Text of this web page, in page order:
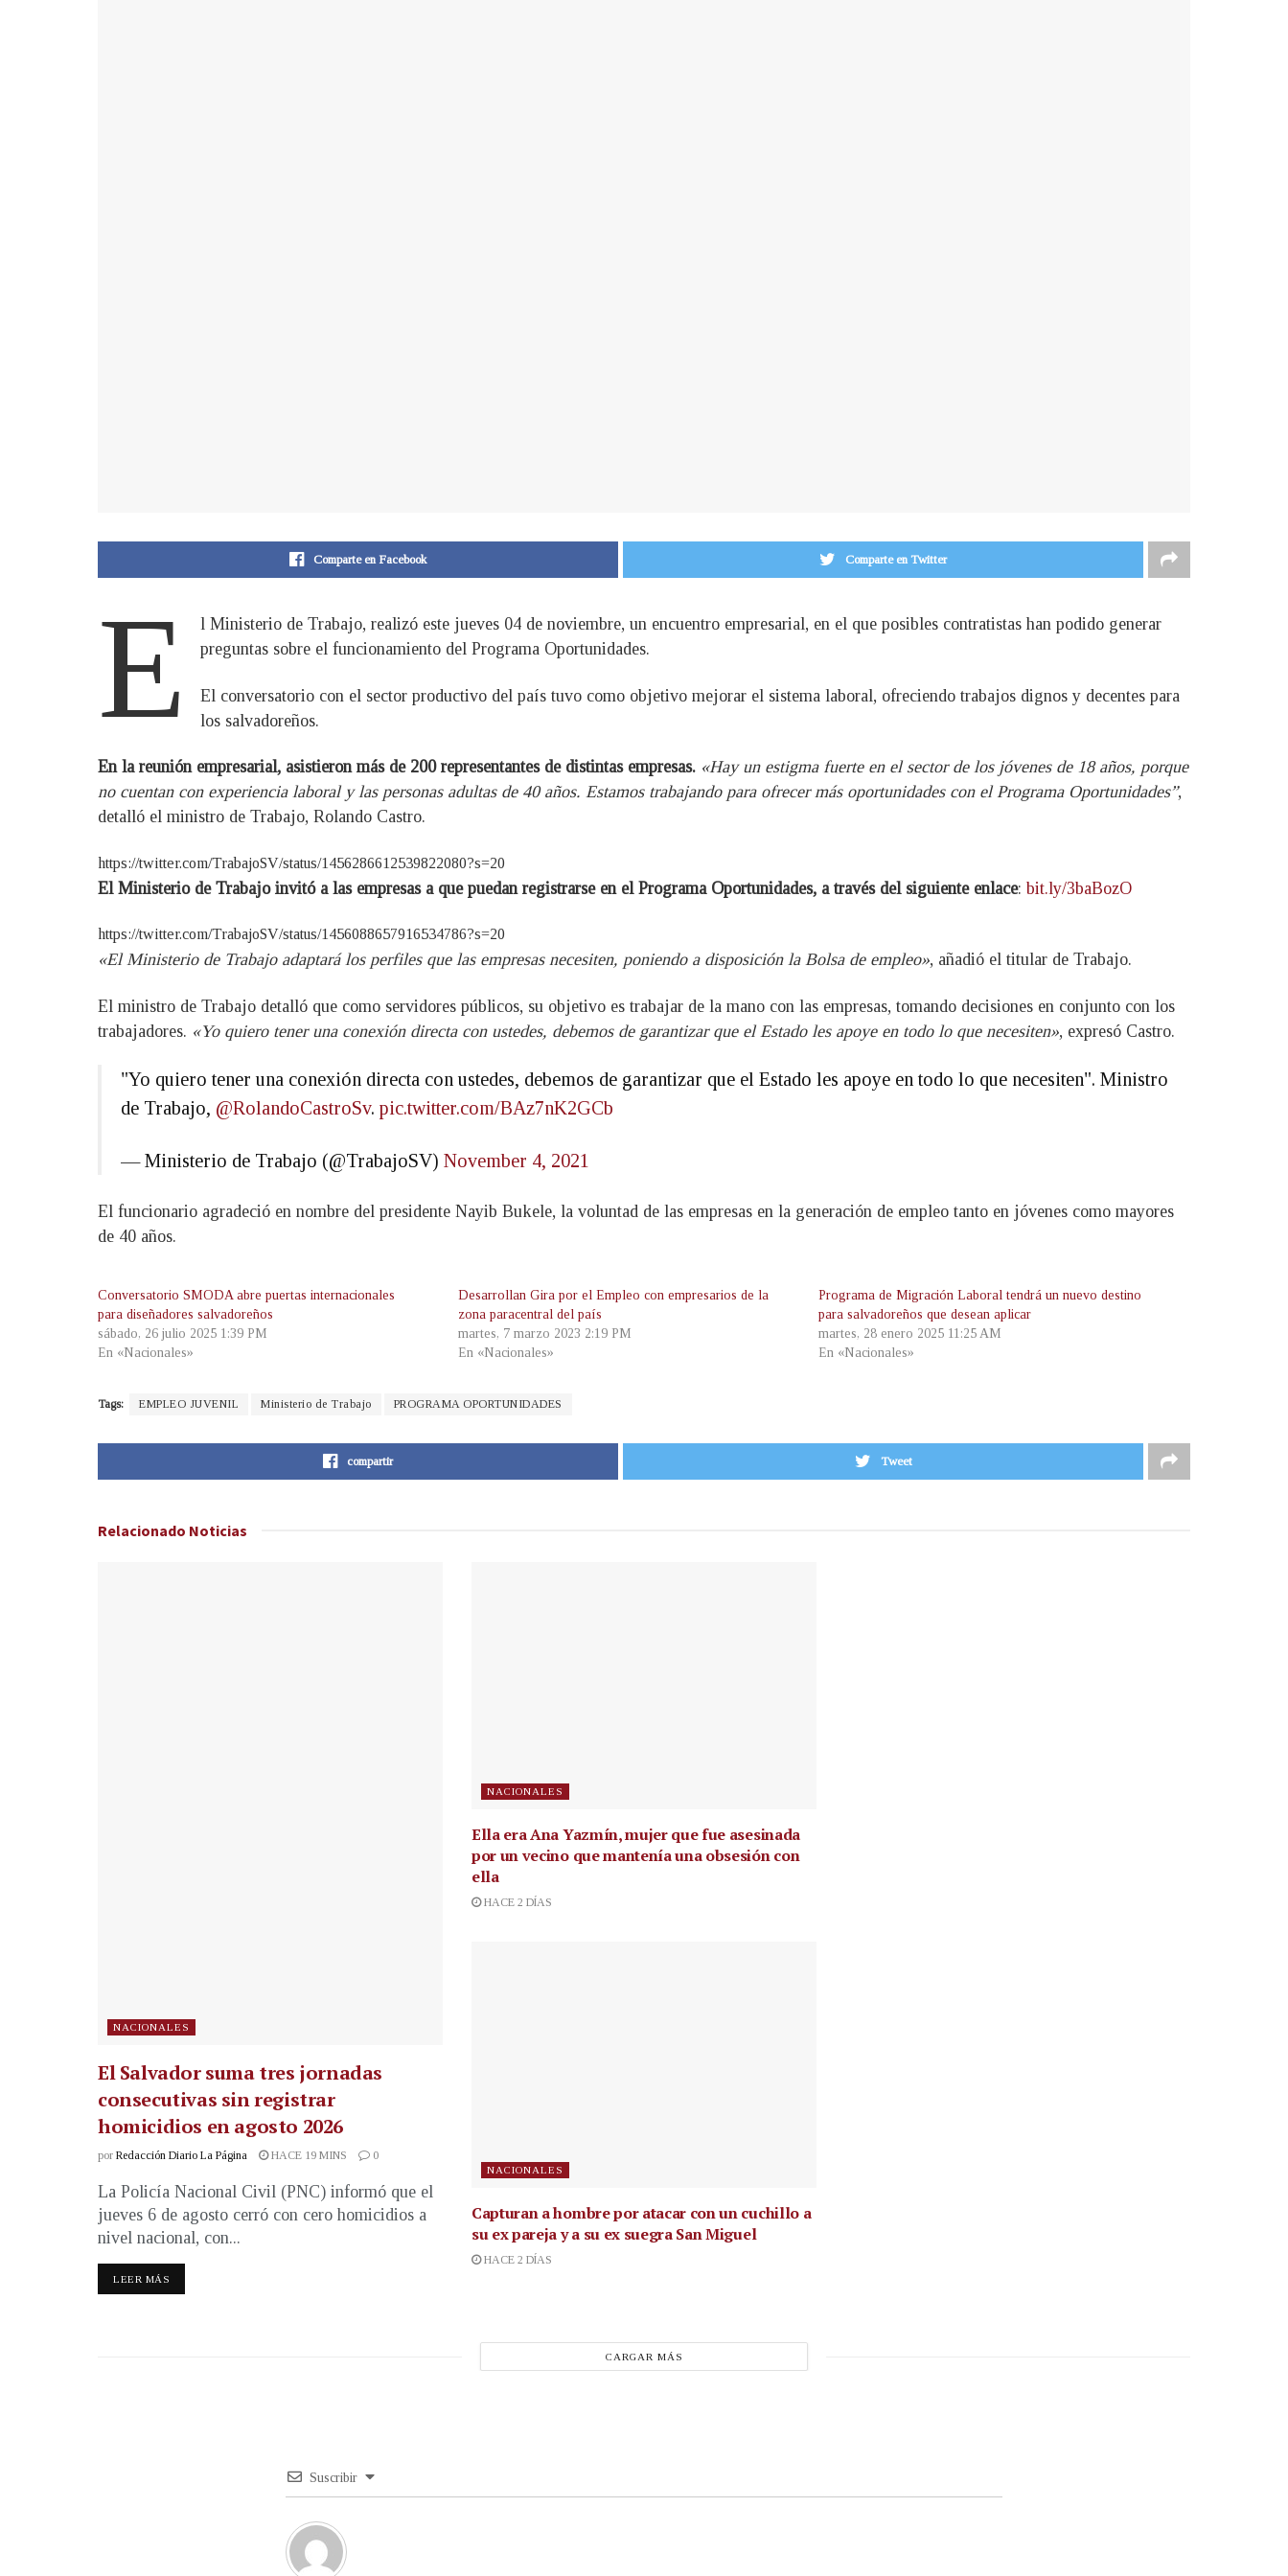
Comparte en Facebook Comparte en Twitter
E
l Ministerio de Trabajo, realizó este jueves 04 de noviembre, un encuentro empresarial, en el que posibles contratistas han podido generar
preguntas sobre el funcionamiento del Programa Oportunidades.
El conversatorio con el sector productivo del país tuvo como objetivo mejorar el sistema laboral, ofreciendo trabajos dignos y decentes para
los salvadoreños.
En la reunión empresarial, asistieron más de 200 representantes de distintas empresas. «Hay un estigma fuerte en el sector de los jóvenes de 18 años, porque
no cuentan con experiencia laboral y las personas adultas de 40 años. Estamos trabajando para ofrecer más oportunidades con el Programa Oportunidades”,
detalló el ministro de Trabajo, Rolando Castro.
https://twitter.com/TrabajoSV/status/1456286612539822080?s=20
El Ministerio de Trabajo invitó a las empresas a que puedan registrarse en el Programa Oportunidades, a través del siguiente enlace: bit.ly/3baBozO
https://twitter.com/TrabajoSV/status/1456088657916534786?s=20
«El Ministerio de Trabajo adaptará los perfiles que las empresas necesiten, poniendo a disposición la Bolsa de empleo», añadió el titular de Trabajo.
El ministro de Trabajo detalló que como servidores públicos, su objetivo es trabajar de la mano con las empresas, tomando decisiones en conjunto con los
trabajadores. «Yo quiero tener una conexión directa con ustedes, debemos de garantizar que el Estado les apoye en todo lo que necesiten», expresó Castro.
"Yo quiero tener una conexión directa con ustedes, debemos de garantizar que el Estado les apoye en todo lo que necesiten". Ministro
de Trabajo, @RolandoCastroSv. pic.twitter.com/BAz7nK2GCb
— Ministerio de Trabajo (@TrabajoSV) November 4, 2021
El funcionario agradeció en nombre del presidente Nayib Bukele, la voluntad de las empresas en la generación de empleo tanto en jóvenes como mayores
de 40 años.
Conversatorio SMODA abre puertas internacionales
para diseñadores salvadoreños
sábado, 26 julio 2025 1:39 PM
En «Nacionales»
Desarrollan Gira por el Empleo con empresarios de la
zona paracentral del país
martes, 7 marzo 2023 2:19 PM
En «Nacionales»
Programa de Migración Laboral tendrá un nuevo destino
para salvadoreños que desean aplicar
martes, 28 enero 2025 11:25 AM
En «Nacionales»
Tags: EMPLEO JUVENIL Ministerio de Trabajo PROGRAMA OPORTUNIDADES
compartir Tweet
Relacionado Noticias
NACIONALES
El Salvador suma tres jornadas
consecutivas sin registrar
homicidios en agosto 2026
por Redacción Diario La Página HACE 19 MINS 0
La Policía Nacional Civil (PNC) informó que el
jueves 6 de agosto cerró con cero homicidios a
nivel nacional, con...
LEER MÁS
NACIONALES
Ella era Ana Yazmín, mujer que fue asesinada
por un vecino que mantenía una obsesión con
ella
HACE 2 DÍAS
NACIONALES
Capturan a hombre por atacar con un cuchillo a
su ex pareja y a su ex suegra San Miguel
HACE 2 DÍAS
CARGAR MÁS
Suscribir